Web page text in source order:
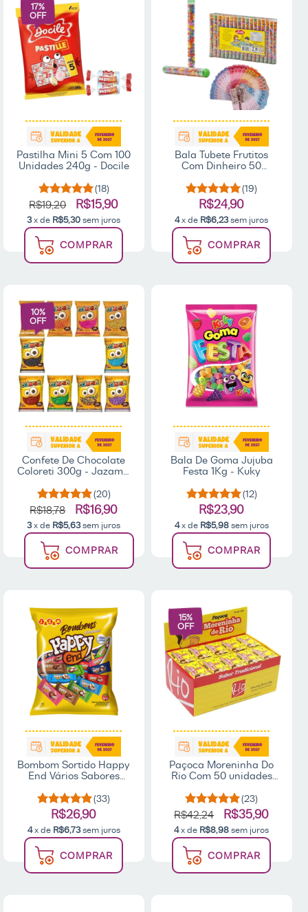
17%
OFF
Pastilha Mini 5 Com 100
Unidades 240g - Docile
(18)
R$19,20 R$15,90
3x de R$5,30 sem juros
COMPRAR
Bala Tubete Frutitos
Com Dinheiro 50
(19)
R$24,90
4x de R$6,23sem juros
COMPRAR
10%
OFF
Confete De Chocolate
Coloreti 300g - Jazam /
(20)
R$18,78 R$16,90
3x de R$5,63sem juros
COMPRAR
Bala De Goma Jujuba
Festa 1Kg - Kuky
(12)
R$23,90
4 x de R$5,98 sem juros
COMPRAR
Bombom Sortido Happy
End Vários Sabores
(33)
R$26,90
4x de R$6,73sem juros
COMPRAR
15%
OFF
Paçoca Moreninha Do
Rio Com 50 unidades
(23)
R$42,24 R$35,90
4x de R$8,98sem juros
COMPRAR